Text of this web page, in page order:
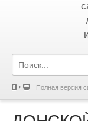
Полная версия